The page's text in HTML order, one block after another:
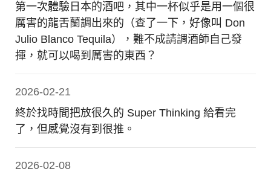
第一次體驗日本的酒吧，其中一杯似乎是用一個很
厲害的龍舌蘭調出來的（查了一下，好像叫 Don
Julio Blanco Tequila），難不成請調酒師自己發
揮，就可以喝到厲害的東西？
2026-02-21
終於找時間把放很久的 Super Thinking 給看完
了，但感覺沒有到很推。
2026-02-08